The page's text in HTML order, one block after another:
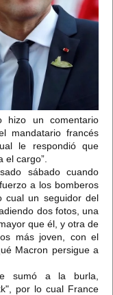
hizo un comentario
mandatario francés
le respondió que
el cargo”.
sábado cuando
a los bomberos
cual un seguidor del
dos fotos, una
que él, y otra de
más joven, con el
Macron persigue a
sumó a la burla,
por lo cual France